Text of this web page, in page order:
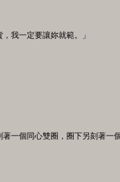
我一定要讓妳就範。」
一個同心雙圈，圈下另刻著一